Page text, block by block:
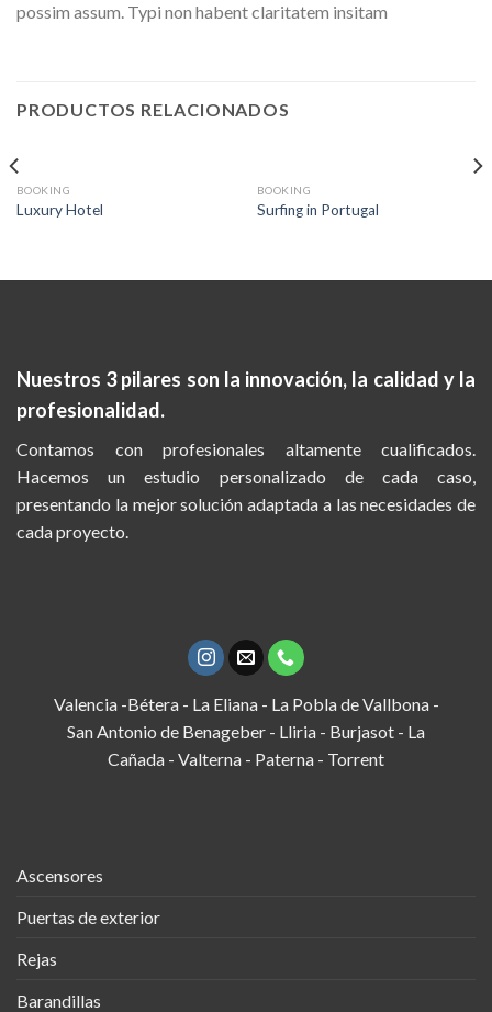
possim assum. Typi non habent claritatem insitam
PRODUCTOS RELACIONADOS
BOOKING
Luxury Hotel
BOOKING
Surfing in Portugal
Nuestros 3 pilares son la innovación, la calidad y la
profesionalidad.
Contamos con profesionales altamente cualificados.
Hacemos un estudio personalizado de cada caso,
presentando la mejor solución adaptada a las necesidades de
cada proyecto.
Valencia -Bétera - La Eliana - La Pobla de Vallbona -
San Antonio de Benageber - Lliria - Burjasot - La
Cañada - Valterna - Paterna - Torrent
Ascensores
Puertas de exterior
Rejas
Barandillas